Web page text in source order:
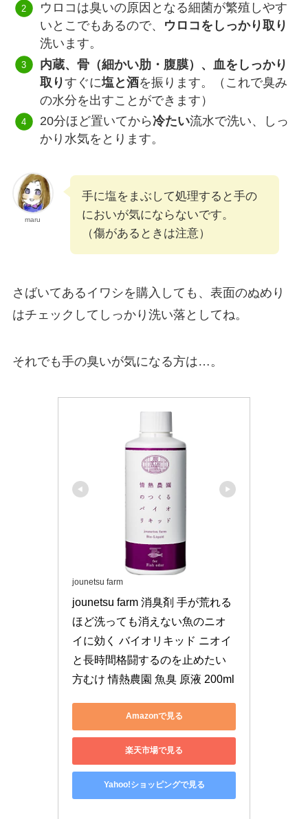
ウロコは臭いの原因となる細菌が繁殖しやす
いとこでもあるので、 ウロコをしっかり取り
洗います。
内蔵、骨（細かい肋・腹膜）、血をしっかり
取りすぐに塩と酒を振ります。（これで臭み
の水分を出すことができます）
20分ほど置いてから冷たい流水で洗い、しっ
かり水気をとります。
maru
手に塩をまぶして処理すると手の
においが気にならないです。
（傷があるときは注意）
さばいてあるイワシを購入しても、表面のぬめり
はチェックしてしっかり洗い落としてね。
それでも手の臭いが気になる方は…。
jounetsu farm
jounetsu farm 消臭剤 手が荒れる
ほど洗っても消えない魚のニオ
イに効く バイオリキッド ニオイ
と長時間格闘するのを止めたい
方むけ 情熱農園 魚臭 原液 200ml
Amazonで見る
楽天市場で見る
Yahoo!ショッピングで見る